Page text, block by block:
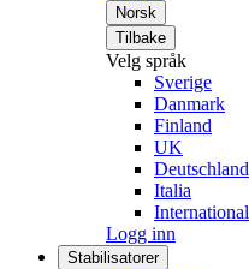
Norsk
Tilbake
Velg språk
Sverige
Danmark
Finland
UK
Deutschland
Italia
International
Logg inn
Stabilisatorer